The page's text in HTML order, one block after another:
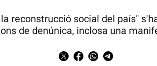
reconstrucció social del país"
de denúnica, inclosa una